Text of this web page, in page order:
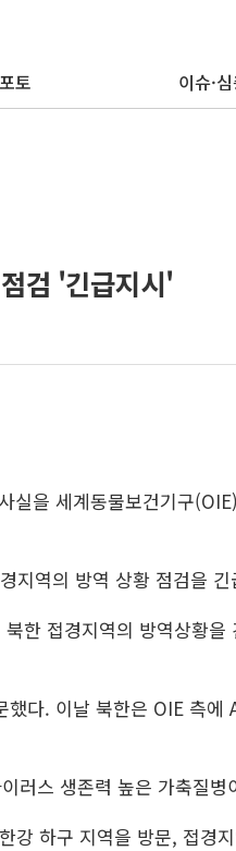
포토 이슈·
검 '긴급지시'
을 세계동물보건기구
지역의 방역 상황 점검을
한 접경지역의 방역상황
다. 이날 북한은 OIE 측에
러스 생존력 높은 가축질병
강 하구 지역을 방문, 접경